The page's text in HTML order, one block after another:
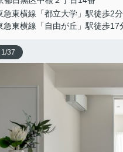
急東横線「都立大学」駅徒歩2分
急東横線「自由が丘」駅徒歩17
1/37